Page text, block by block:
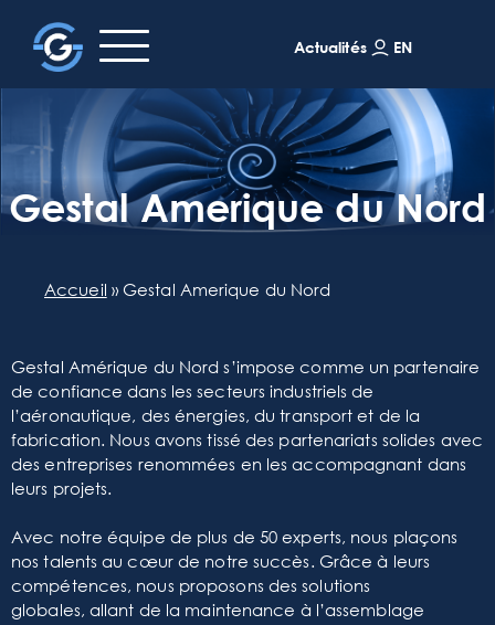
Actualités EN
Gestal Amerique du Nord
Accueil »Gestal Amerique du Nord
Gestal Amérique du Nord s’impose comme un partenaire
de confiance dans les secteurs industriels de
l’aéronautique, des énergies, du transport et de la
fabrication. Nous avons tissé des partenariats solides avec
des entreprises renommées en les accompagnant dans
leurs projets.
Avec notre équipe de plus de 50 experts, nous plaçons
nos talents au cœur de notre succès. Grâce à leurs
compétences, nous proposons des solutions
globales, allant de la maintenance à l’assemblage